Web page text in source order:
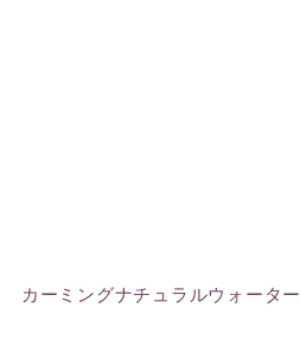
カーミングナチュラルウォーター